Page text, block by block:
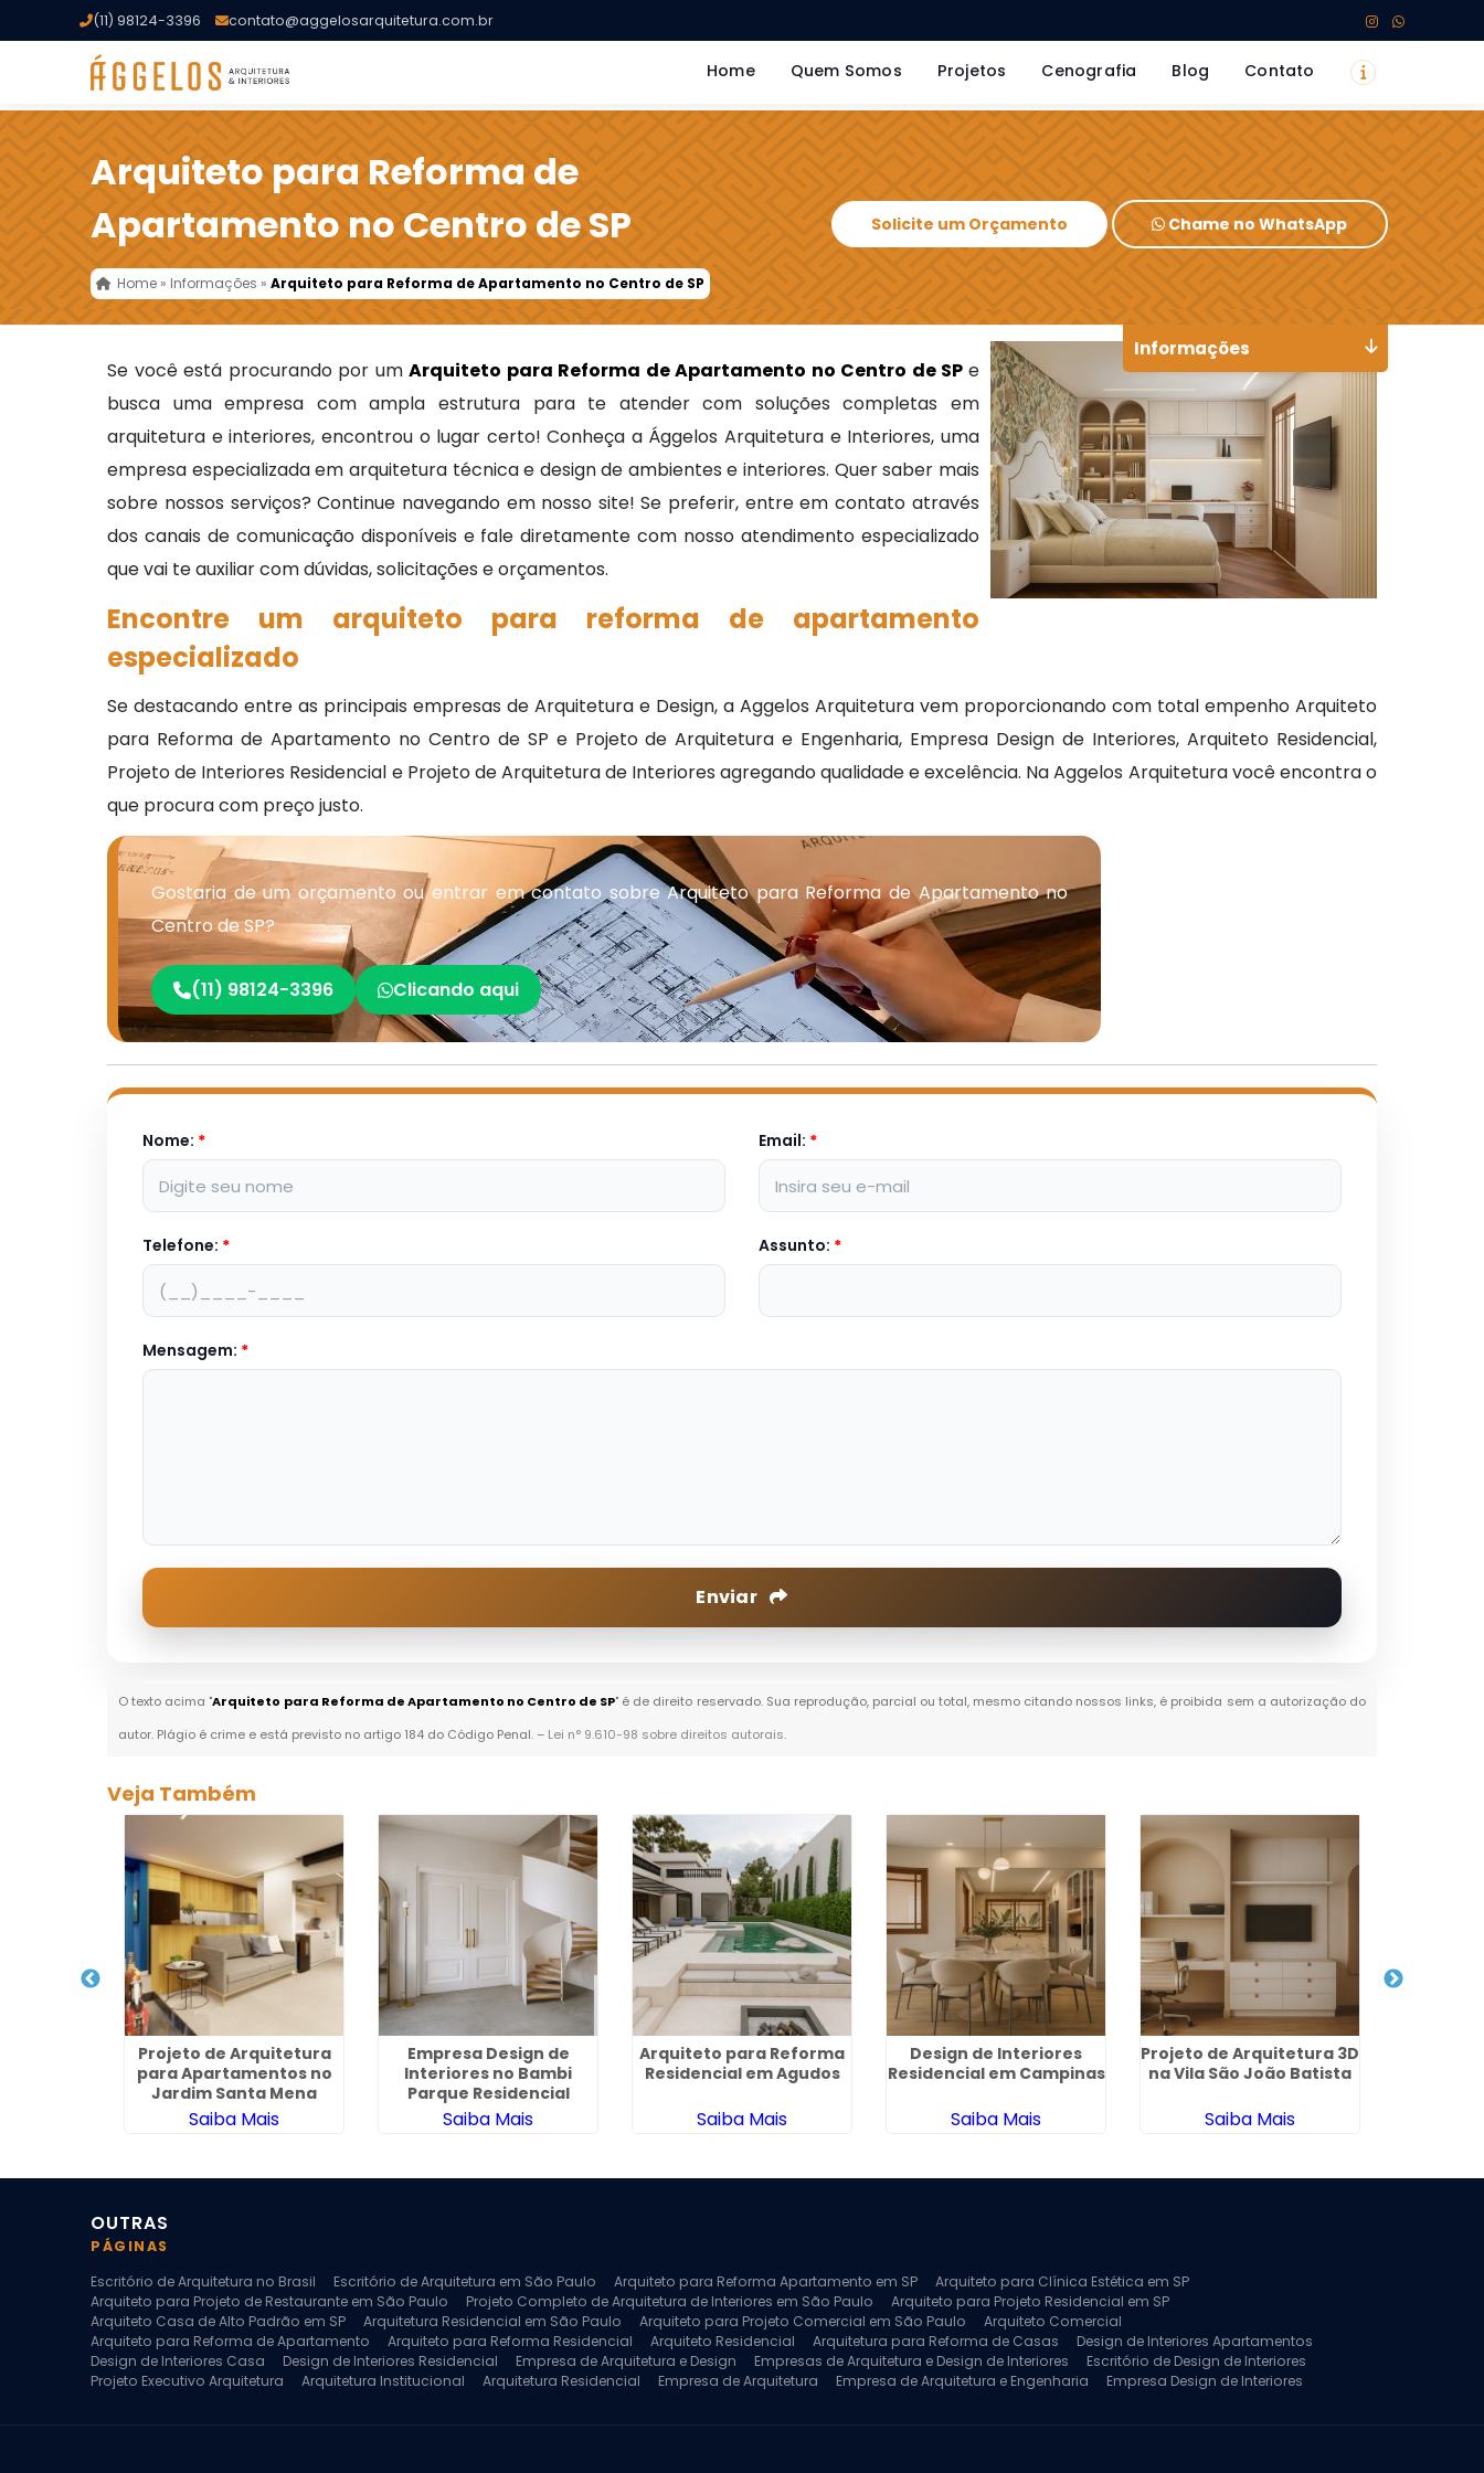
(11) 98124-3396 contato@aggelosarquitetura.com.br
Home Quem Somos Projetos Cenografia Blog Contato
Arquiteto para Reforma de
Apartamento no Centro de SP
Home » Informações »Arquiteto para Reforma de Apartamento no Centro de SP
Solicite um Orçamento Chame no WhatsApp
Se você está procurando por umArquiteto para Reforma de Apartamento no Centro de SP e
busca uma empresa com ampla estrutura para te atender com soluções completas em
arquitetura e interiores, encontrou o lugar certo! Conheça a Ággelos Arquitetura e Interiores, uma
empresa especializada em arquitetura técnica e design de ambientes e interiores. Quer saber mais
sobre nossos serviços? Continue navegando em nosso site! Se preferir, entre em contato através
dos canais de comunicação disponíveis e fale diretamente com nosso atendimento especializado
que vai te auxiliar com dúvidas, solicitações e orçamentos.
Encontre um arquiteto para reforma de apartamento
especializado
Se destacando entre as principais empresas de Arquitetura e Design, a Aggelos Arquitetura vem proporcionando com total empenho Arquiteto
para Reforma de Apartamento no Centro de SP e Projeto de Arquitetura e Engenharia, Empresa Design de Interiores, Arquiteto Residencial,
Projeto de Interiores Residencial e Projeto de Arquitetura de Interiores agregando qualidade e excelência. Na Aggelos Arquitetura você encontra o
que procura com preço justo.
Gostaria de um orçamento ou entrar em contato sobre Arquiteto para Reforma de Apartamento no
Centro de SP?
(11) 98124-3396 Clicando aqui
Nome: * Email: *
Telefone: * Assunto: *
Mensagem: *
Enviar
O texto acima "Arquiteto para Reforma de Apartamento no Centro de SP" é de direito reservado. Sua reprodução, parcial ou total, mesmo citando nossos links, é proibida sem a autorização do
autor. Plágio é crime e está previsto no artigo 184 do Código Penal. – Lei n° 9.610-98 sobre direitos autorais.
Informações
Veja Também
Projeto de Arquitetura
para Apartamentos no
Jardim Santa Mena
Saiba Mais
Empresa Design de
Interiores no Bambi
Parque Residencial
Saiba Mais
Arquiteto para Reforma
Residencial em Agudos
Saiba Mais
Design de Interiores
Residencial em Campinas
Saiba Mais
Projeto de Arquitetura 3D
na Vila São João Batista
Saiba Mais
OUTRAS
PÁGINAS
Escritório de Arquitetura no Brasil
Escritório de Arquitetura em São Paulo Arquiteto para Reforma Apartamento em SP
Arquiteto para Clínica Estética em SP
Arquiteto para Projeto de Restaurante em São Paulo
Projeto Completo de Arquitetura de Interiores em São Paulo
Arquiteto para Projeto Residencial em SP
Arquiteto Casa de Alto Padrão em SP
Arquitetura Residencial em São Paulo Arquiteto para Projeto Comercial em São Paulo
Arquiteto Comercial
Arquiteto para Reforma de Apartamento
Arquiteto para Reforma Residencial Arquiteto Residencial Arquitetura para Reforma de Casas
Design de Interiores Apartamentos
Design de Interiores Casa
Design de Interiores Residencial Empresa de Arquitetura e Design Empresas de Arquitetura e Design de Interiores
Escritório de Design de Interiores
Projeto Executivo Arquitetura
Arquitetura Institucional Arquitetura Residencial Empresa de Arquitetura Empresa de Arquitetura e Engenharia
Empresa Design de Interiores